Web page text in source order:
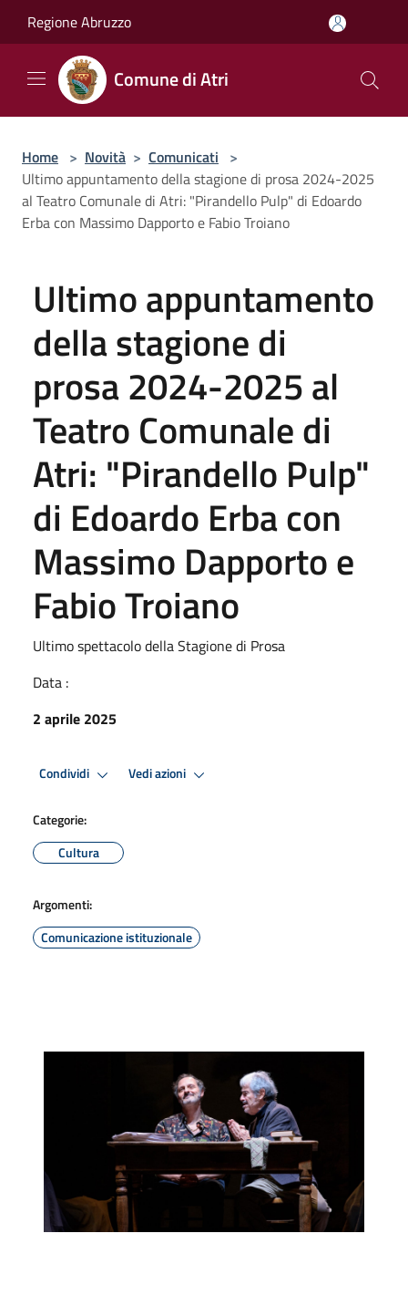
Regione Abruzzo
Comune di Atri
Home > Novità > Comunicati >
Ultimo appuntamento della stagione di prosa 2024-2025
al Teatro Comunale di Atri: "Pirandello Pulp" di Edoardo
Erba con Massimo Dapporto e Fabio Troiano
Ultimo appuntamento
della stagione di
prosa 2024-2025 al
Teatro Comunale di
Atri: "Pirandello Pulp"
di Edoardo Erba con
Massimo Dapporto e
Fabio Troiano
Ultimo spettacolo della Stagione di Prosa
Data :
2 aprile 2025
Condividi Vedi azioni
Categorie:
Cultura
Argomenti:
Comunicazione istituzionale